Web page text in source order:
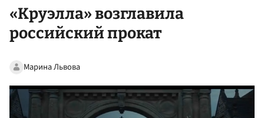
«Круэлла» возглавила
российский прокат
Марина Львова